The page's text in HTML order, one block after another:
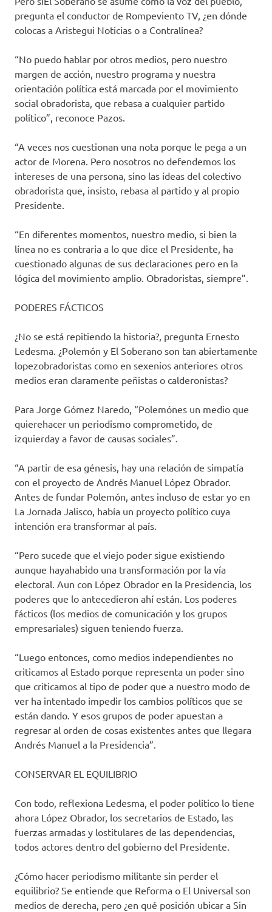
pregunta el conductor de Rompeviento TV, ¿en dónde
colocas a Aristegui Noticias o a Contralínea?
“No puedo hablar por otros medios, pero nuestro
margen de acción, nuestro programa y nuestra
orientación política está marcada por el movimiento
social obradorista, que rebasa a cualquier partido
político”, reconoce Pazos.
“A veces nos cuestionan una nota porque le pega a un
actor de Morena. Pero nosotros no defendemos los
intereses de una persona, sino las ideas del colectivo
obradorista que, insisto, rebasa al partido y al propio
Presidente.
“En diferentes momentos, nuestro medio, si bien la
línea no es contraria a lo que dice el Presidente, ha
cuestionado algunas de sus declaraciones pero en la
lógica del movimiento amplio. Obradoristas, siempre”.
PODERES FÁCTICOS
¿No se está repitiendo la historia?, pregunta Ernesto
Ledesma. ¿Polemón y El Soberano son tan abiertamente
lopezobradoristas como en sexenios anteriores otros
medios eran claramente peñistas o calderonistas?
Para Jorge Gómez Naredo, “Polemónes un medio que
quierehacer un periodismo comprometido, de
izquierday a favor de causas sociales”.
“A partir de esa génesis, hay una relación de simpatía
con el proyecto de Andrés Manuel López Obrador.
Antes de fundar Polemón, antes incluso de estar yo en
La Jornada Jalisco, había un proyecto político cuya
intención era transformar al país.
“Pero sucede que el viejo poder sigue existiendo
aunque hayahabido una transformación por la vía
electoral. Aun con López Obrador en la Presidencia, los
poderes que lo antecedieron ahí están. Los poderes
fácticos (los medios de comunicación y los grupos
empresariales) siguen teniendo fuerza.
“Luego entonces, como medios independientes no
criticamos al Estado porque representa un poder sino
que criticamos al tipo de poder que a nuestro modo de
ver ha intentado impedir los cambios políticos que se
están dando. Y esos grupos de poder apuestan a
regresar al orden de cosas existentes antes que llegara
Andrés Manuel a la Presidencia”.
CONSERVAR EL EQUILIBRIO
Con todo, reflexiona Ledesma, el poder político lo tiene
ahora López Obrador, los secretarios de Estado, las
fuerzas armadas y lostitulares de las dependencias,
todos actores dentro del gobierno del Presidente.
¿Cómo hacer periodismo militante sin perder el
equilibrio? Se entiende que Reforma o El Universal son
medios de derecha, pero ¿en qué posición ubicar a Sin